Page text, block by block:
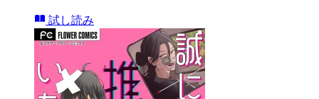
試し読み